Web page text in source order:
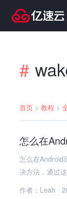
#
首页 > 教程 >
怎么在
怎么在Android
决方法，通过
作者：Leah